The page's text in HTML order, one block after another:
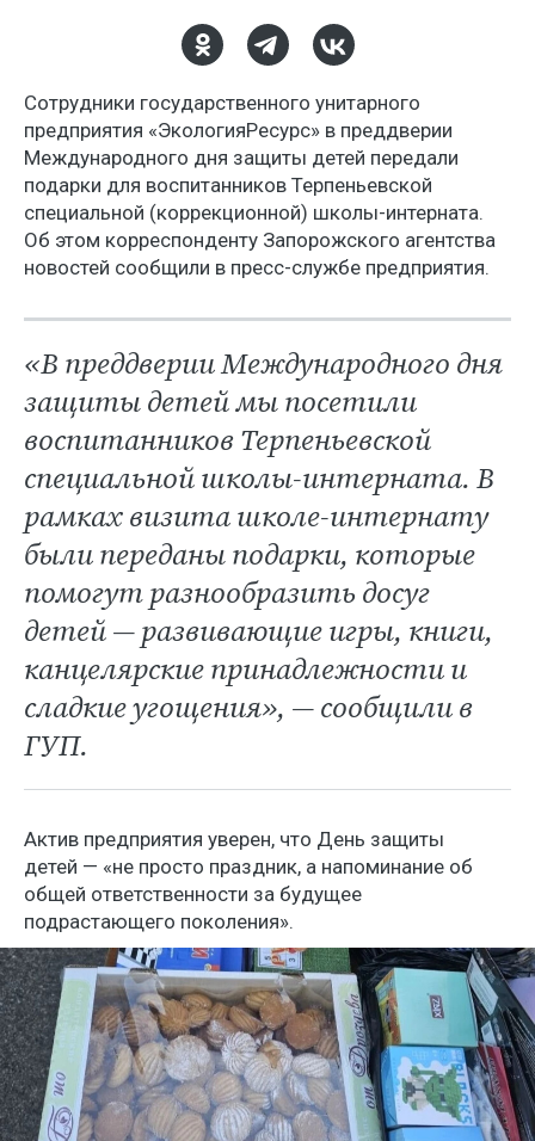
Сотрудники государственного унитарного
предприятия «ЭкологияРесурс» в преддверии
Международного дня защиты детей передали
подарки для воспитанников Терпеньевской
специальной (коррекционной) школы-интерната.
Об этом корреспонденту Запорожского агентства
новостей сообщили в пресс-службе предприятия.
«В преддверии Международного дня
защиты детей мы посетили
воспитанников Терпеньевской
специальной школы-интерната. В
рамках визита школе-интернату
были переданы подарки, которые
помогут разнообразить досуг
детей — развивающие игры, книги,
канцелярские принадлежности и
сладкие угощения», — сообщили в
ГУП.
Актив предприятия уверен, что День защиты
детей — «не просто праздник, а напоминание об
общей ответственности за будущее
подрастающего поколения».